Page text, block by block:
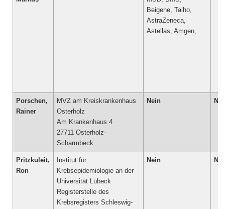
Beigene, Taiho,
AstraZeneca,
Astellas, Amgen,
Porschen,
Rainer
MVZ am Kreiskrankenhaus
Osterholz
Am Krankenhaus 4
27711 Osterholz-
Scharmbeck
Nein
Pritzkuleit,
Ron
Institut für
Krebsepidemiologie an der
Universität Lübeck
Registerstelle des
Krebsregisters Schleswig-
Nein